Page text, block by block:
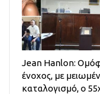
Jean Hanlon:
ένοχος, με
καταλογισμό, ο